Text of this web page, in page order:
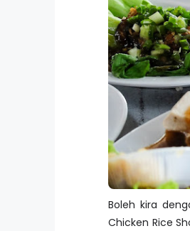
Boleh kira
Chicken Rice